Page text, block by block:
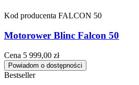
Kod producenta FALCON 50
Motorower Blinc Falcon 50
Cena 5 999,00 zł
Powiadom o dostępności
Bestseller